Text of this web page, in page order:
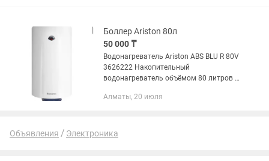
Боллер Ariston 80л
50 000 ₸
Водонагреватель Ariston ABS BLU R 80V
3626222 Накопительный
водонагреватель объёмом 80 литров —
дома. Он обеспечивает стабильный
Алматы, 20 июля
Объявления Электроника